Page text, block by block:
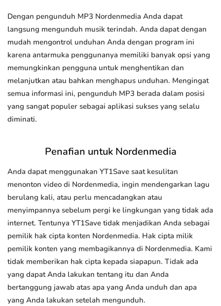
Dengan pengunduh MP3 Nordenmedia Anda dapat
langsung mengunduh musik terindah. Anda dapat dengan
mudah mengontrol unduhan Anda dengan program ini
karena antarmuka penggunanya memiliki banyak opsi yang
memungkinkan pengguna untuk menghentikan dan
melanjutkan atau bahkan menghapus unduhan. Mengingat
semua informasi ini, pengunduh MP3 berada dalam posisi
yang sangat populer sebagai aplikasi sukses yang selalu
diminati.
Penafian untuk Nordenmedia
Anda dapat menggunakan YT1Save saat kesulitan
menonton video di Nordenmedia, ingin mendengarkan lagu
berulang kali, atau perlu mencadangkan atau
menyimpannya sebelum pergi ke lingkungan yang tidak ada
internet. Tentunya YT1Save tidak menjadikan Anda sebagai
pemilik hak cipta konten Nordenmedia. Hak cipta milik
pemilik konten yang membagikannya di Nordenmedia. Kami
tidak memberikan hak cipta kepada siapapun. Tidak ada
yang dapat Anda lakukan tentang itu dan Anda
bertanggung jawab atas apa yang Anda unduh dan apa
yang Anda lakukan setelah mengunduh.